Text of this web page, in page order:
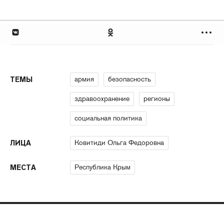
ТЕМЫ армия безопасность
здравоохранение регионы
социальная политика
ЛИЦА Ковитиди Ольга Федоровна
МЕСТА Республика Крым